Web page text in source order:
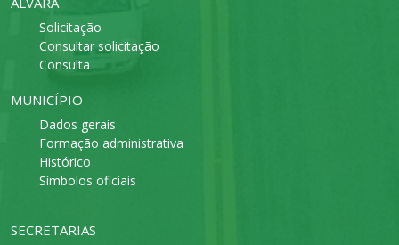
Solicitação
Consultar solicitação
Consulta
MUNICÍPIO
Dados gerais
Formação administrativa
Histórico
Símbolos oficiais
SECRETARIAS